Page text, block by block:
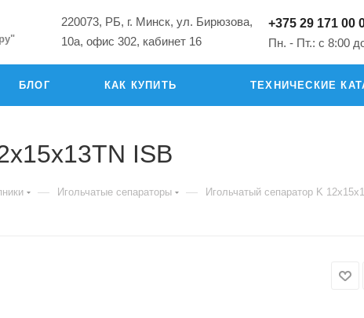
"
220073, РБ, г. Минск, ул. Бирюзова,
10а, офис 302, кабинет 16
+375 29 171 00
Пн. - Пт.: с 8:00
БЛОГ КАК КУПИТЬ ТЕХНИЧЕСКИЕ
ISB
— Игольчатые сепараторы — Игольчатый сепаратор K